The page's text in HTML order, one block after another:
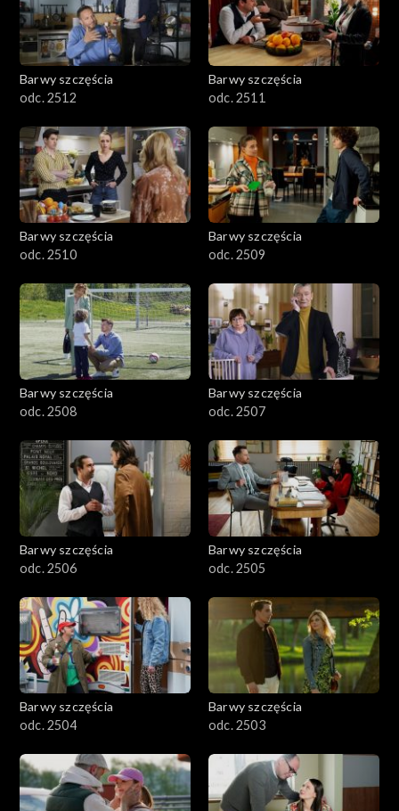
Barwy szczęścia
odc. 2512
Barwy szczęścia
odc. 2511
Barwy szczęścia
odc. 2510
Barwy szczęścia
odc. 2509
Barwy szczęścia
odc. 2508
Barwy szczęścia
odc. 2507
Barwy szczęścia
odc. 2506
Barwy szczęścia
odc. 2505
Barwy szczęścia
odc. 2504
Barwy szczęścia
odc. 2503